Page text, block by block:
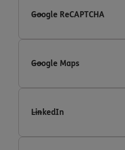
Google ReCAPTCHA
Google Maps
LinkedIn